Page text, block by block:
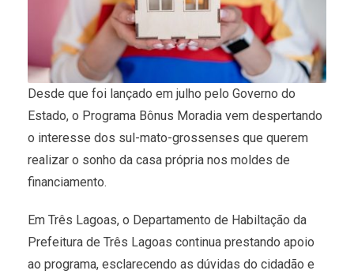
Desde que foi lançado em julho pelo Governo do
Estado, o Programa Bônus Moradia vem despertando
o interesse dos sul-mato-grossenses que querem
realizar o sonho da casa própria nos moldes de
financiamento.
Em Três Lagoas, o Departamento de Habiltação da
Prefeitura de Três Lagoas continua prestando apoio
ao programa, esclarecendo as dúvidas do cidadão e